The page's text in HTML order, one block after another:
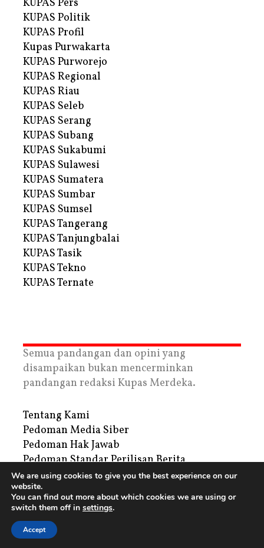
KUPAS Pers
KUPAS Politik
KUPAS Profil
Kupas Purwakarta
KUPAS Purworejo
KUPAS Regional
KUPAS Riau
KUPAS Seleb
KUPAS Serang
KUPAS Subang
KUPAS Sukabumi
KUPAS Sulawesi
KUPAS Sumatera
KUPAS Sumbar
KUPAS Sumsel
KUPAS Tangerang
KUPAS Tanjungbalai
KUPAS Tasik
KUPAS Tekno
KUPAS Ternate
Semua pandangan dan opini yang
disampaikan bukan mencerminkan
pandangan redaksi Kupas Merdeka.
Tentang Kami
Pedoman Media Siber
Pedoman Hak Jawab
Pedoman Standar Perilisan Berita
Privacy Policy
Periklanan
Copyright © 2026 | PT. Tegar Kupas Mediatama
We are using cookies to give you the best experience on our
website.
You can find out more about which cookies we are using or
switch them off in settings.
Accept